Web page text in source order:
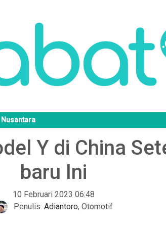
Nusantara
Y di China
baru Ini
10 Februari 2023 06:48
Penulis: Adiantoro, Otomotif